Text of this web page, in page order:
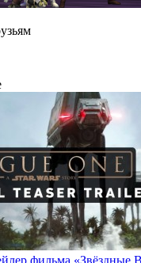
фильма «Звёздные